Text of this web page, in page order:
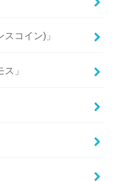
コイン)」
」